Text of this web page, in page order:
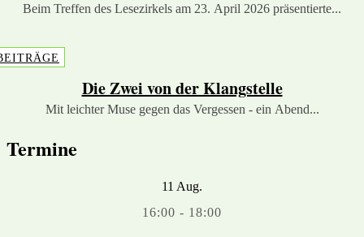
Beim Treffen des Lesezirkels am 23. April 2026 präsentierte...
Die Zwei von der Klangstelle
Mit leichter Muse gegen das Vergessen - ein Abend...
Termine
11 Aug.
16:00 - 18:00